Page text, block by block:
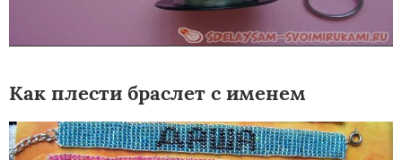
Как плести браслет с именем